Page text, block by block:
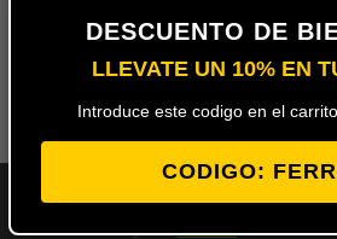
© 2024 - 2026 Ferretería Los Ángeles
Con la tecnología deWebador
DESCUENTO DE
LLEVATE UN 10% EN
Introduce este codigo en el
CODIGO: